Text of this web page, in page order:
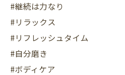
#継続は力なり
#リラックス
#リフレッシュタイム
#自分磨き
#ボディケア